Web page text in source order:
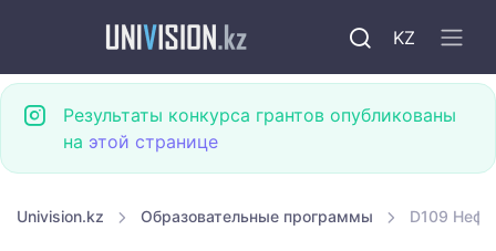
KZ
Результаты конкурса грантов опубликованы
на этой странице
Univision.kz Образовательные программы D109